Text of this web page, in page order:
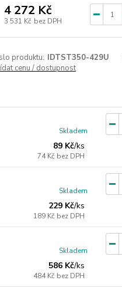
4 272 Kč
3 531 Kč bez DPH
produktu: IDTST350-429U
cenu / dostupnost
89 Kč/ks
74 Kč bez DPH
Skladem
229 Kč/ks
189 Kč bez DPH
Skladem
586 Kč/ks
484 Kč bez DPH
Skladem